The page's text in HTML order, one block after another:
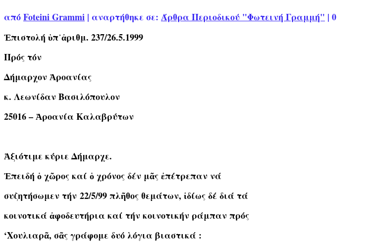
απόFoteini Grammi | αναρτήθηκε σε: Άρθρα Περιοδικού "Φωτεινή Γραμμή" | 0
Ἐπιστολή ὑπ᾿ἀριθμ. 237/26.5.1999
Πρός τόν
Δήμαρχον Ἀροανίας
κ. Λεωνίδαν Βασιλόπουλον
25016 – Ἀροανία Καλαβρύτων
Ἀξιότιμε κύριε Δήμαρχε.
Ἐπειδή ὁ χῶρος καί ὁ χρόνος δέν μᾶς ἐπέτρεπαν νά
συζητήσωμεν τήν 22/5/99 πλῆθος θεμάτων, ἰδίως δέ διά τά
κοινοτικά ἀφοδευτήρια καί τήν κοινοτικήν ράμπαν πρός
‘Χουλιαρᾶ, σᾶς γράφομε δυό λόγια βιαστικά :